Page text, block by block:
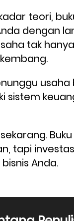
teori,
dengan
tak
usaha
sistem
tapi
Anda.